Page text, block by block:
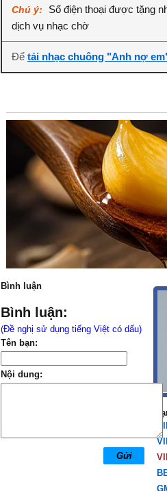
Chú ý:
Số điện thoại được tặng
dịch vụ nhạc chờ
Để tải nhạc chuông "Anh nợ
Bình luận
Bình luận:
(Đề nghị sử dụng tiếng Việt có dấu)
Tên bạn:
Nội dung: